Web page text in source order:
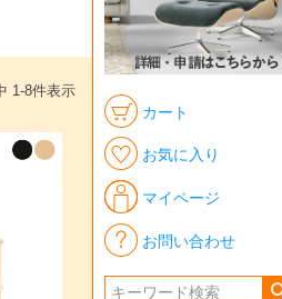
1 -8件表示
カート
お気に入り
マイページ
お問い合わせ